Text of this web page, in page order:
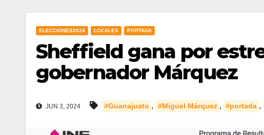
ELECCIONES2024 LOCALES PORTADA
Sheffield gana por
gobernador Márquez
JUN 3, 2024 #Guanajuato , #Miguel Márquez , #portada ,